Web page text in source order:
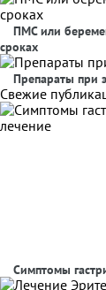
ПМС или
сроках
Препараты при
Свежие
Симптомы